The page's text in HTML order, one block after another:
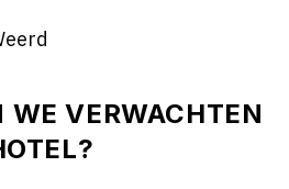
VERWACHTEN